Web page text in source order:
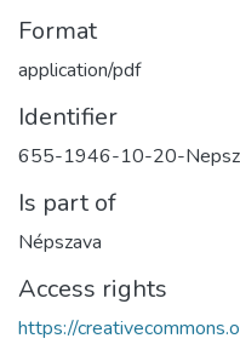
Format
application/pdf
Identifier
655-1946-10-20-
Is part of
Népszava
Access rights
https://